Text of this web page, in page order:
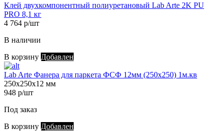
Клей двухкомпонентный полиуретановый Lab Arte 2K PU
PRO 8,1 кг
4 764 р/шт
В наличии
В корзину Добавлен
Lab Arte Фанера для паркета ФСФ 12мм (250х250) 1м.кв
250х250х12 мм
948 р/шт
Под заказ
В корзину Добавлен